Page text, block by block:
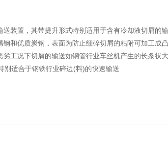
送装置，其带提升形式特别适用于含有冷却液切屑的输
钢和优质炭钢，表面为防止细碎切屑的粘附可加工成
劣工况下切屑的输送如钢管行业车丝机产生的长条状
别适合于钢铁行业碎边(料)的快速输送